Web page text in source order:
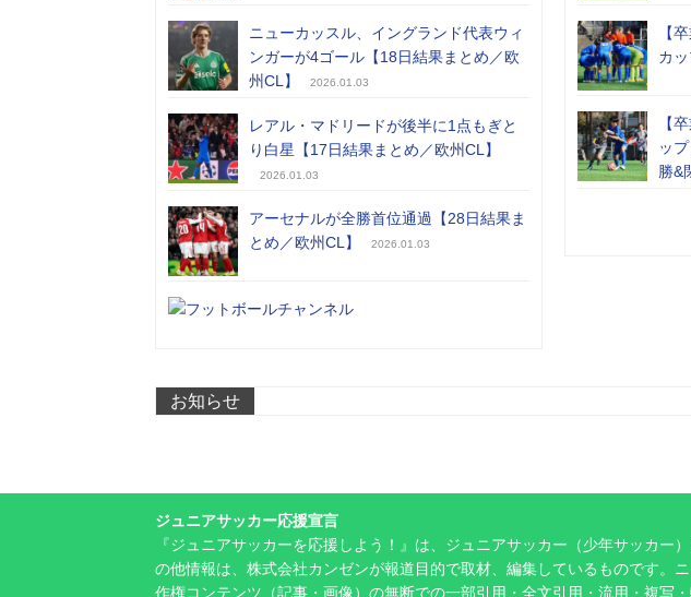
ニューカッスル、イングランド代表ウィ
ンガーが4ゴール【18日結果まとめ／欧
州CL】
2026.01.03
レアル・マドリードが後半に1点もぎと
り白星【17日結果まとめ／欧州CL】
2026.01.03
アーセナルが全勝首位通過【28日結果ま
とめ／欧州CL】
2026.01.03
【
カ
【
ッ
勝&
お知らせ
ジュニアサッカー応援宣言
『ジュニアサッカーを応援しよう！』は、ジュニアサッカー（少年サッカ
の他情報は、株式会社カンゼンが報道目的で取材、編集しているものです。
作権コンテンツ（記事・画像）の無断での一部引用・全文引用・流用・複写